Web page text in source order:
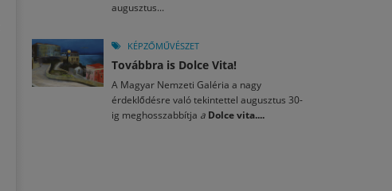
augusztus...
KÉPZŐMŰVÉSZET
Továbbra is Dolce Vita!
A Magyar Nemzeti Galéria a nagy
érdeklődésre való tekintettel augusztus 30-
ig meghosszabbítja a Dolce vita....